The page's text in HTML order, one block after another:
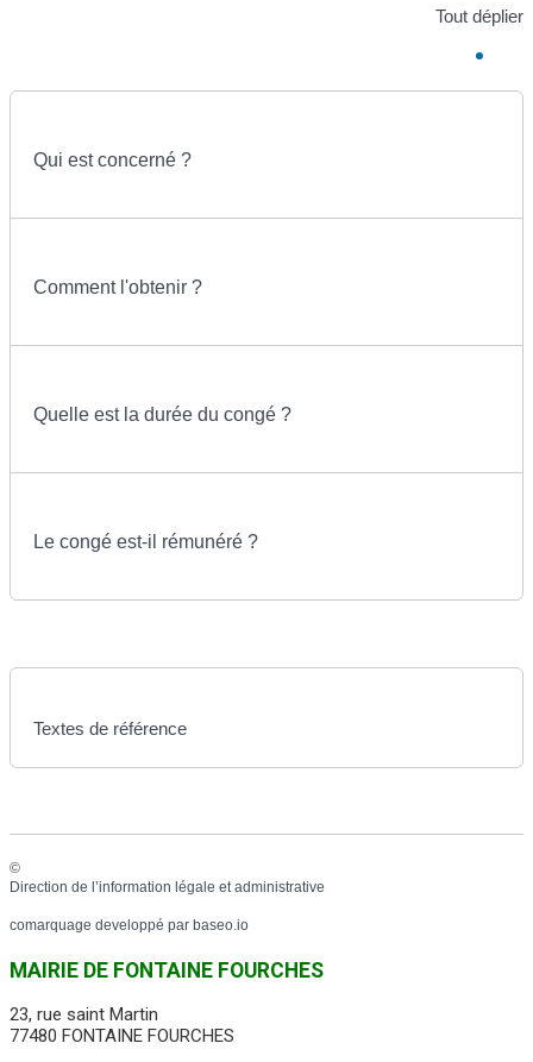
Tout déplier
Qui est concerné ?
Comment l'obtenir ?
Quelle est la durée du congé ?
Le congé est-il rémunéré ?
Textes de référence
©
Direction de l’information légale et administrative
comarquage developpé par baseo.io
MAIRIE DE FONTAINE FOURCHES
23, rue saint Martin
77480 FONTAINE FOURCHES